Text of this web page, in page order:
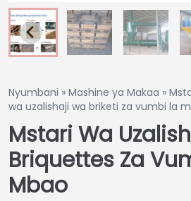
Nyumbani » Mashine ya Makaa »
wa uzalishaji wa briketi za vumbi la
Mstari Wa
Briquettes Za
Mbao